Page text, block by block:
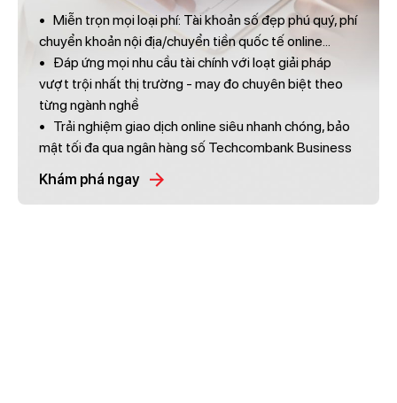
• Miễn trọn mọi loại phí: Tài khoản số đẹp phú quý, phí
chuyển khoản nội địa/chuyển tiền quốc tế online...
• Đáp ứng mọi nhu cầu tài chính với loạt giải pháp
vượt trội nhất thị trường - may đo chuyên biệt theo
từng ngành nghề
• Trải nghiệm giao dịch online siêu nhanh chóng, bảo
mật tối đa qua ngân hàng số Techcombank Business
Khám phá ngay